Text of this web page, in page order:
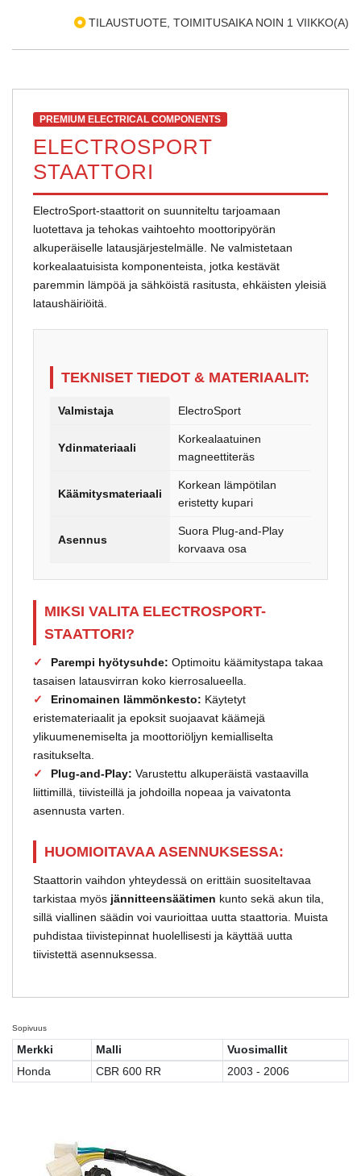
TILAUSTUOTE, TOIMITUSAIKA NOIN 1 VIIKKO(A)
PREMIUM ELECTRICAL COMPONENTS
ELECTROSPORT
STAATTORI
ElectroSport-staattorit on suunniteltu tarjoamaan
luotettava ja tehokas vaihtoehto moottoripyörän
alkuperäiselle latausjärjestelmälle. Ne valmistetaan
korkealaatuisista komponenteista, jotka kestävät
paremmin lämpöä ja sähköistä rasitusta, ehkäisten yleisiä
lataushäiriöitä.
TEKNISET TIEDOT & MATERIAALIT:
Valmistaja ElectroSport
Ydinmateriaali
Korkealaatuinen
magneettiteräs
Käämitysmateriaali
Korkean lämpötilan
eristetty kupari
Asennus
Suora Plug-and-Play
korvaava osa
MIKSI VALITA ELECTROSPORT-
STAATTORI?
Parempi hyötysuhde: Optimoitu käämitystapa takaa
tasaisen latausvirran koko kierrosalueella.
Erinomainen lämmönkesto: Käytetyt
eristemateriaalit ja epoksit suojaavat käämejä
ylikuumenemiselta ja moottoriöljyn kemialliselta
rasitukselta.
Plug-and-Play: Varustettu alkuperäistä vastaavilla
liittimillä, tiivisteillä ja johdoilla nopeaa ja vaivatonta
asennusta varten.
HUOMIOITAVAA ASENNUKSESSA:
Staattorin vaihdon yhteydessä on erittäin suositeltavaa
tarkistaa myös jännitteensäätimen kunto sekä akun tila,
sillä viallinen säädin voi vaurioittaa uutta staattoria. Muista
puhdistaa tiivistepinnat huolellisesti ja käyttää uutta
tiivistettä asennuksessa.
Sopivuus
Merkki Malli
Vuosimallit
Honda
CBR 600 RR 2003 - 2006